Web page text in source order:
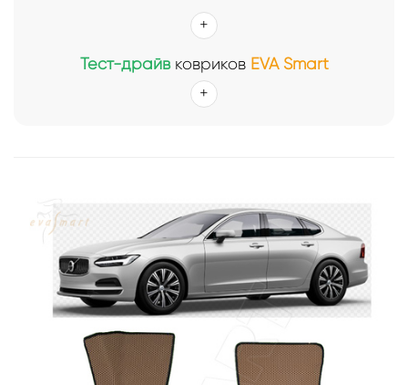
Тест-драйвковриков EVA Smart